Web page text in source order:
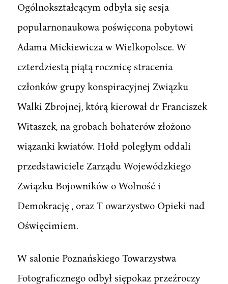
Ogólnokształcącym odbyła się sesja
popularnonaukowa poświęcona pobytowi
Adama Mickiewicza w Wielkopolsce. W
czterdziestą piątą rocznicę stracenia
członków grupy konspiracyjnej Związku
Walki Zbrojnej, którą kierował dr Franciszek
Witaszek, na grobach bohaterów złożono
wiązanki kwiatów. Hołd poległym oddali
przedstawiciele Zarządu Wojewódzkiego
Związku Bojowników o Wolność i
Demokrację , oraz T owarzystwo Opieki nad
Oświęcimiem.
W salonie Poznańskiego Towarzystwa
Fotograficznego odbył siępokaz przeźroczy